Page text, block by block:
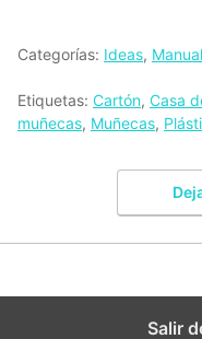
Categorías: Ideas,
Etiquetas: Cartón, Casa
muñecas, Muñecas,
Salir